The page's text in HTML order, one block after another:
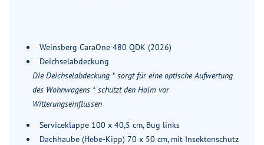
Weinsberg CaraOne 480 QDK (2026)
Deichselabdeckung
Die Deichselabdeckung * sorgt für eine optische Aufwertung
des Wohnwagens * schützt den Holm vor
Witterungseinflüssen
Serviceklappe 100 x 40,5 cm, Bug links
Dachhaube (Hebe-Kipp) 70 x 50 cm, mit Insektenschutz